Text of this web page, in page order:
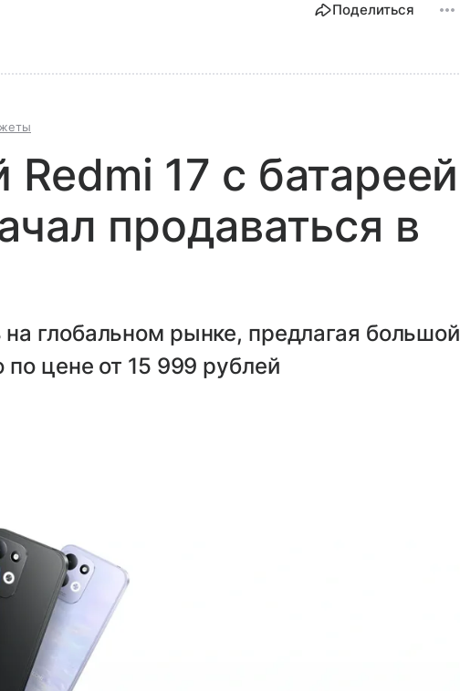
Поделиться
17 с батареей
продаваться в
глобальном рынке, предлагая большой
цене от 15 999 рублей